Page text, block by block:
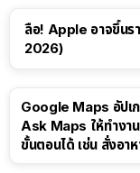
ลือ! Apple อาจขึ้นร
2026)
Google Maps อัปเ
Ask Maps ให้ทำงา
ขั้นตอนได้ เช่น สั่งอาห